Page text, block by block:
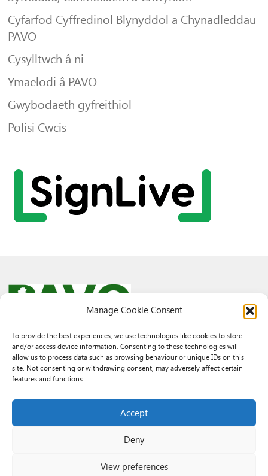
Manage Cookie Consent
To provide the best experiences, we use technologies like cookies to store
and/or access device information. Consenting to these technologies will
allow us to process data such as browsing behaviour or unique IDs on this
site. Not consenting or withdrawing consent, may adversely affect certain
features and functions.
Accept
Deny
View preferences
Cyfarfod Cyffredinol Blynyddol a Chynadleddau
PAVO
Cysylltwch â ni
Ymaelodi â PAVO
Gwybodaeth gyfreithiol
Polisi Cwcis
© 2026 PAVO all rights reserved.
Rhif Elusen Gofrestredig: 1069557. Cwmni Cyfyngedig drwy warant
3522144. Wedi ei gofrestru yng Nghymru.
3522144. Registered in Wales